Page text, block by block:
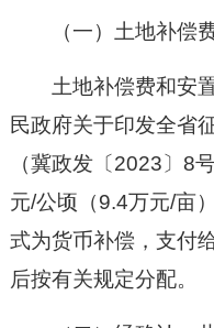
（一） 土地补偿
土地补偿费和安
民政府关于印发全省
（冀政发〔2023 〕 8
元/公顷（9.4万元/亩
式为货币补偿， 支付
后按有关规定分配。